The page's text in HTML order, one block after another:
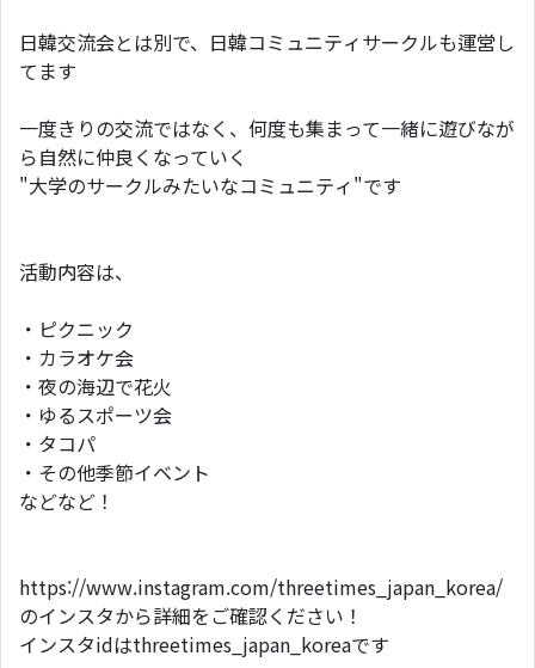
日韓交流会とは別で、日韓コミュニティサークルも運営し
てます
一度きりの交流ではなく、何度も集まって一緒に遊びなが
ら自然に仲良くなっていく
"大学のサークルみたいなコミュニティ"です
活動内容は、
・ピクニック
・カラオケ会
・夜の海辺で花火
・ゆるスポーツ会
・タコパ
・その他季節イベント
などなど！
https://www.instagram.com/threetimes_japan_korea/
のインスタから詳細をご確認ください！
インスタidはthreetimes_japan_koreaです